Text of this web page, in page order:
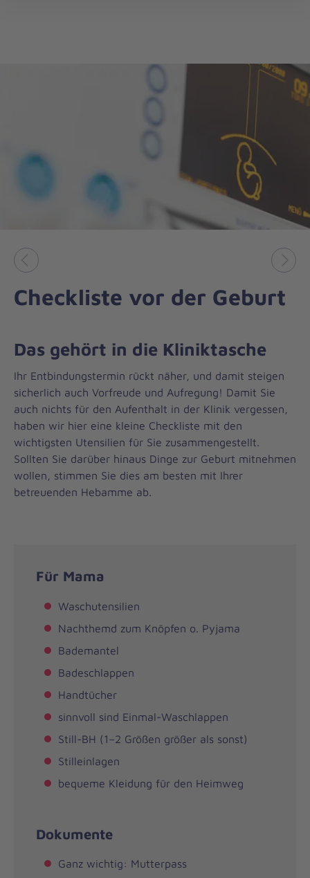
Vorheriges
Checkliste vor der Geburt
Das gehört in die Kliniktasche
Ihr Entbindungstermin rückt näher, und damit steigen
sicherlich auch Vorfreude und Aufregung! Damit Sie
auch nichts für den Aufenthalt in der Klinik vergessen,
haben wir hier eine kleine Checkliste mit den
wichtigsten Utensilien für Sie zusammengestellt.
Sollten Sie darüber hinaus Dinge zur Geburt mitnehmen
wollen, stimmen Sie dies am besten mit Ihrer
betreuenden Hebamme ab.
Für Mama
Waschutensilien
Nachthemd zum Knöpfen o. Pyjama
Bademantel
Badeschlappen
Handtücher
sinnvoll sind Einmal-Waschlappen
Still-BH (1–2 Größen größer als sonst)
Stilleinlagen
bequeme Kleidung für den Heimweg
Dokumente
Ganz wichtig: Mutterpass